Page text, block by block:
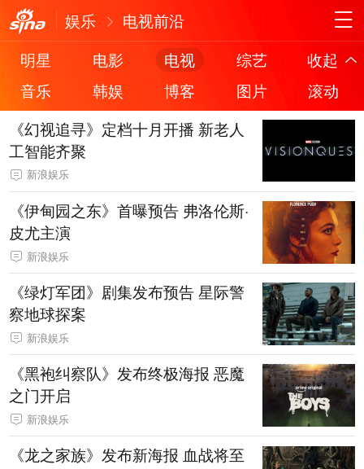
娱乐
电视前沿
明星
电影 电视 综艺
收起
音乐
韩娱 博客 图片
滚动
《幻视追寻》定档十月开播 新老人
工智能齐聚
新浪娱乐
《伊甸园之东》首曝预告 弗洛伦斯·
皮尤主演
新浪娱乐
《绿灯军团》剧集发布预告 星际警
察地球探案
新浪娱乐
《黑袍纠察队》发布终极海报 恶魔
之门开启
新浪娱乐
《龙之家族》发布新海报 血战将至